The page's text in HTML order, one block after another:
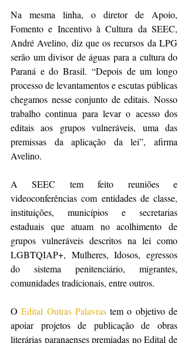
Na mesma linha, o diretor de Apoio,
Fomento e Incentivo à Cultura da SEEC,
André Avelino, diz que os recursos da LPG
serão um divisor de águas para a cultura do
Paraná e do Brasil. “Depois de um longo
processo de levantamentos e escutas públicas
chegamos nesse conjunto de editais. Nosso
trabalho continua para levar o acesso dos
editais aos grupos vulneráveis, uma das
premissas da aplicação da lei”, afirma
Avelino.
A SEEC tem feito reuniões e
videoconferências com entidades de classe,
instituições, municípios e secretarias
estaduais que atuam no acolhimento de
grupos vulneráveis descritos na lei como
LGBTQIAP+, Mulheres, Idosos, egressos
do sistema penitenciário, migrantes,
comunidades tradicionais, entre outros.
O Edital Outras Palavras tem o objetivo de
apoiar projetos de publicação de obras
literárias paranaenses premiadas no Edital de